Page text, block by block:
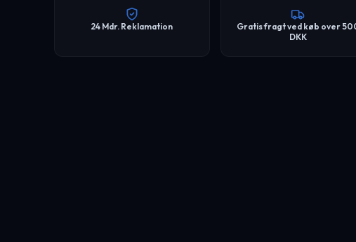
24 Mdr. Reklamation
Gratis fragt ved køb over
DKK